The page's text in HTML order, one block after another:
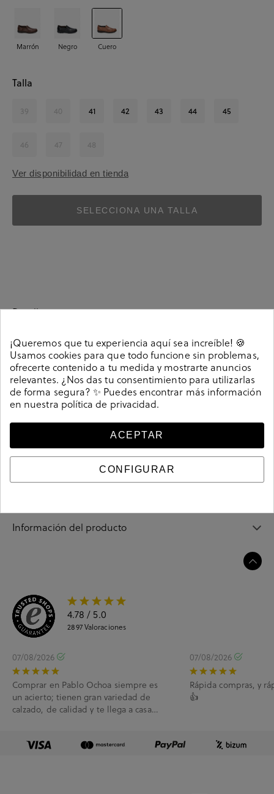
Marrón Negro Cuero
Talla
39 40 41 42 43 44 45
46 47 48
Ver disponibilidad en tienda
SELECCIONA UNA TALLA
Detalles
Zapatos casual Pitillos 109 (4700) (4600) en cuero.
Modelo muy practico, facil de calzar y muy comoda,
diseñada para hombres que no gustan de cordones.
Cierre con elásticos . La plantilla es extraible. Hecho en
España.
Referencia197683
Información del producto
4.78 / 5.0
2897Valoraciones
07/08/2026
Comprar en Pablo Ochoa siempre es
un acierto; tienen gran variedad de
calzado, de calidad y te llega a casa
07/08/2026
Rápida compras, y
👍
¡Queremos que tu experiencia aquí sea increíble! 🍪
Usamos cookies para que todo funcione sin problemas,
ofrecerte contenido a tu medida y mostrarte anuncios
relevantes. ¿Nos das tu consentimiento para utilizarlas
de forma segura? ✨ Puedes encontrar más información
en nuestra política de privacidad.
ACEPTAR
CONFIGURAR